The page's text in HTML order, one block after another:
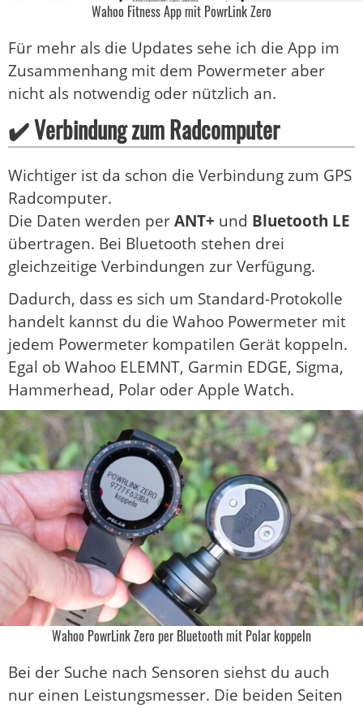
Wahoo Fitness App mit PowrLink Zero
Für mehr als die Updates sehe ich die App im
Zusammenhang mit dem Powermeter aber
nicht als notwendig oder nützlich an.
✔️ Verbindung zum Radcomputer
Wichtiger ist da schon die Verbindung zum GPS
Radcomputer.
Die Daten werden perANT+ und Bluetooth LE
übertragen. Bei Bluetooth stehen drei
gleichzeitige Verbindungen zur Verfügung.
Dadurch, dass es sich um Standard-Protokolle
handelt kannst du die Wahoo Powermeter mit
jedem Powermeter kompatilen Gerät koppeln.
Egal ob Wahoo ELEMNT, Garmin EDGE, Sigma,
Hammerhead, Polar oder Apple Watch.
Wahoo PowrLink Zero per Bluetooth mit Polar koppeln
Bei der Suche nach Sensoren siehst du auch
nur einen Leistungsmesser. Die beiden Seiten